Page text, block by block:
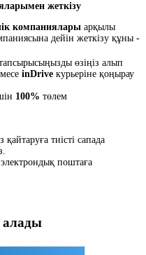
жеткізу
компаниялары арқылы
дейін жеткізу құны -
өзіңіз алып
inDrive курьеріне қоңырау
100% төлем
тиісті сапада
поштаға
алады